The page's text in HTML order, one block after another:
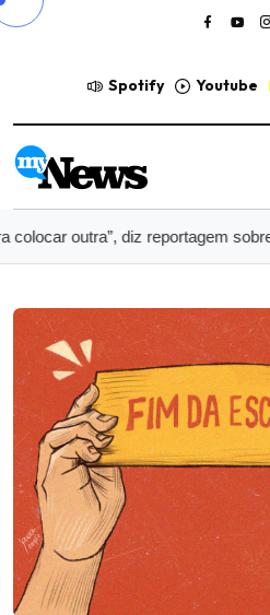
Spotify Youtube
diz reportagem sobre